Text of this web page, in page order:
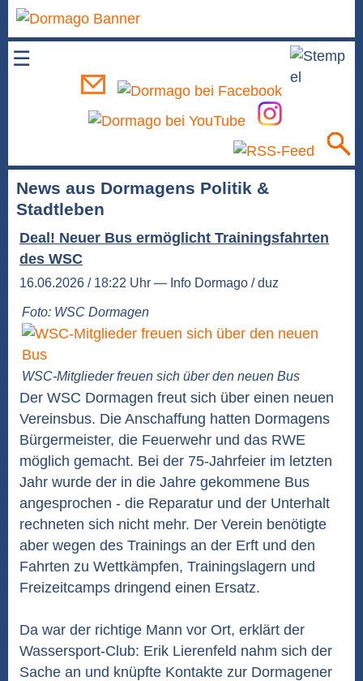
☰
News aus Dormagens Politik &
Stadtleben
Deal! Neuer Bus ermöglicht Trainingsfahrten
des WSC
16.06.2026 / 18:22 Uhr — Info Dormago / duz
Foto: WSC Dormagen
WSC-Mitglieder freuen sich über den neuen Bus
Der WSC Dormagen freut sich über einen neuen
Vereinsbus. Die Anschaffung hatten Dormagens
Bürgermeister, die Feuerwehr und das RWE
möglich gemacht. Bei der 75-Jahrfeier im letzten
Jahr wurde der in die Jahre gekommene Bus
angesprochen - die Reparatur und der Unterhalt
rechneten sich nicht mehr. Der Verein benötigte
aber wegen des Trainings an der Erft und den
Fahrten zu Wettkämpfen, Trainingslagern und
Freizeitcamps dringend einen Ersatz.
Da war der richtige Mann vor Ort, erklärt der
Wassersport-Club: Erik Lierenfeld nahm sich der
Sache an und knüpfte Kontakte zur Dormagener